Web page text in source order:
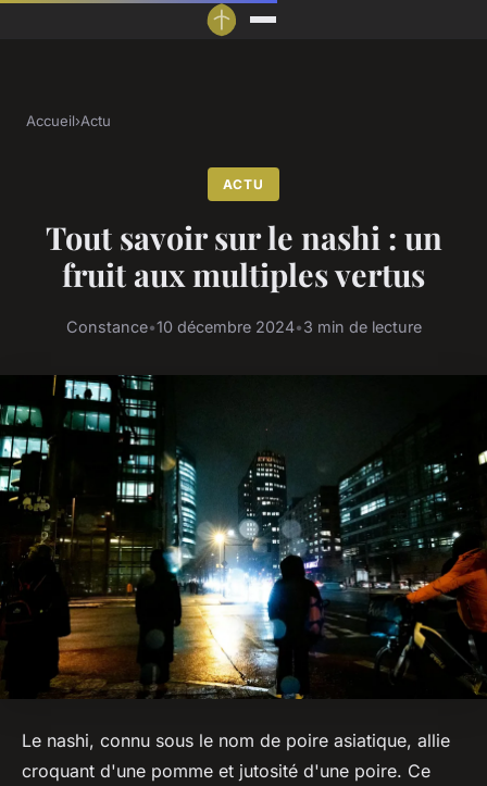
Accueil›Actu
ACTU
Tout savoir sur le nashi : un
fruit aux multiples vertus
Constance•10 décembre 2024•3 min de lecture
Le nashi, connu sous le nom de poire asiatique, allie
croquant d'une pomme et jutosité d'une poire. Ce